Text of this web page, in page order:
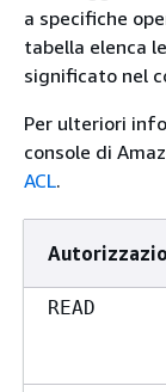
a specifiche
tabella elenca
significato nel
Per ulteriori
console di
ACL.
READ